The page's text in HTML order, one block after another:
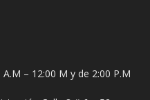
– 12:00 M y de 2:00 P.M